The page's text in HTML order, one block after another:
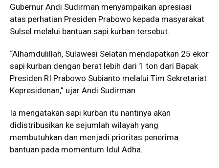
Gubernur Andi Sudirman menyampaikan apresiasi
atas perhatian Presiden Prabowo kepada masyarakat
Sulsel melalui bantuan sapi kurban tersebut.
“Alhamdulillah, Sulawesi Selatan mendapatkan 25 ekor
sapi kurban dengan berat lebih dari 1 ton dari Bapak
Presiden RI Prabowo Subianto melalui Tim Sekretariat
Kepresidenan,” ujar Andi Sudirman.
Ia mengatakan sapi kurban itu nantinya akan
didistribusikan ke sejumlah wilayah yang
membutuhkan dan menjadi prioritas penerima
bantuan pada momentum Idul Adha.